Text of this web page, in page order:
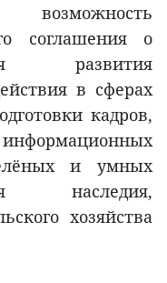
возможность
соглашения о
развития
в сферах
кадров,
и умных
наследия,
хозяйства